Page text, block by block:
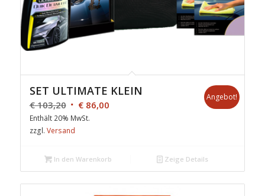
SET ULTIMATE KLEIN
€103,20 €86,00
Enthält 20% MwSt.
zzgl. Versand
Angebot!
In den Warenkorb Zeige Details